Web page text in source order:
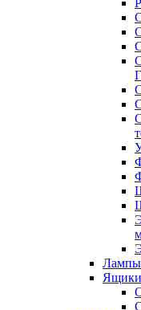
Лампы